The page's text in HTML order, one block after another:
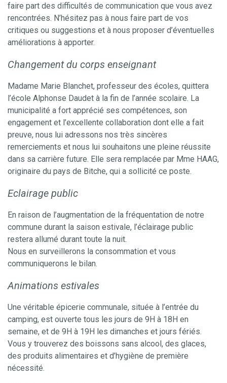
faire part des difficultés de communication que vous avez
rencontrées. N’hésitez pas à nous faire part de vos
critiques ou suggestions et à nous proposer d’éventuelles
améliorations à apporter.
Changement du corps enseignant
Madame Marie Blanchet, professeur des écoles, quittera
l’école Alphonse Daudet à la fin de l’année scolaire. La
municipalité a fort apprécié ses compétences, son
engagement et l’excellente collaboration dont elle a fait
preuve, nous lui adressons nos très sincères
remerciements et nous lui souhaitons une pleine réussite
dans sa carrière future. Elle sera remplacée par Mme HAAG,
originaire du pays de Bitche, qui a sollicité ce poste.
Eclairage public
En raison de l’augmentation de la fréquentation de notre
commune durant la saison estivale, l’éclairage public
restera allumé durant toute la nuit.
Nous en surveillerons la consommation et vous
communiquerons le bilan.
Animations estivales
Une véritable épicerie communale, située à l’entrée du
camping, est ouverte tous les jours de 9H à 18H en
semaine, et de 9H à 19H les dimanches et jours fériés.
Vous y trouverez des boissons sans alcool, des glaces,
des produits alimentaires et d’hygiène de première
nécessité.